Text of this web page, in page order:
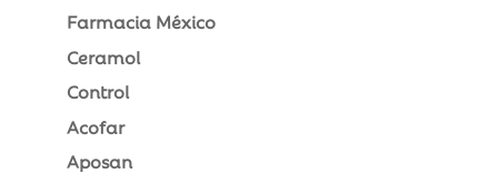
Farmacia México
Ceramol
Control
Acofar
Aposan